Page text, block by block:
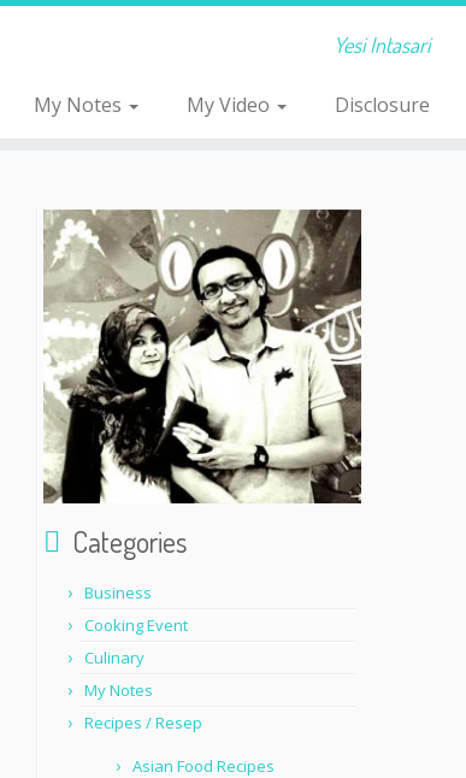
Yesi Intasari
My Notes My Video Disclosure
Categories
Business
Cooking Event
Culinary
My Notes
Recipes / Resep
Asian Food Recipes